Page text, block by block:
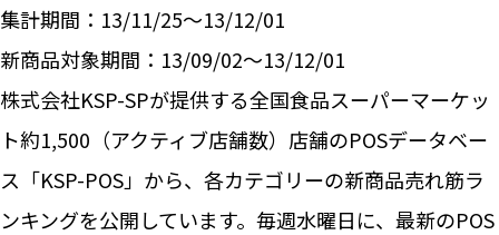
集計期間：13/11/25～13/12/01
新商品対象期間：13/09/02～13/12/01
株式会社KSP-SPが提供する全国食品スーパーマーケッ
ト約1,500（アクティブ店舗数）店舗のPOSデータベー
ス「KSP-POS」から、各カテゴリーの新商品売れ筋ラ
ンキングを公開しています。毎週水曜日に、最新のPOS